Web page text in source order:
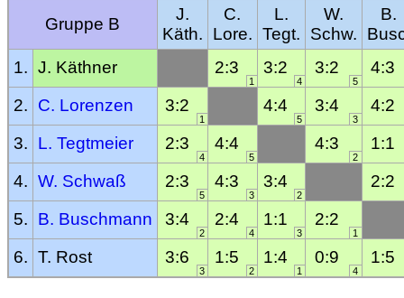
Gruppe B
J.
Käth.
C.
Lore.
L.
Tegt.
W.
Schw.
B.
1. J. Käthner 2:3 3:2 3:2 4:3
1 4 5
2. C. Lorenzen 3:2 4:4 3:4 4:2
1 5 3
3. L. Tegtmeier 2:3 4:4 4:3 1:1
4 5 2
4. W. Schwaß 2:3 4:3 3:4 2:2
5 3 2
5. B. Buschmann 3:4 2:4 1:1 2:2
2 4 3 1
6. T. Rost 3:6 1:5 1:4 0:9 1:5
3 2 1 4